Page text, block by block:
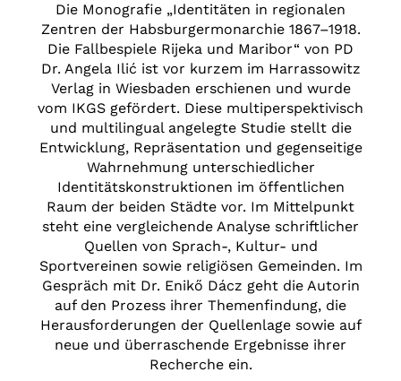
Die Monografie „Identitäten in regionalen
Zentren der Habsburgermonarchie 1867–1918.
Die Fallbespiele Rijeka und Maribor“ von PD
Dr. Angela Ilić ist vor kurzem im Harrassowitz
Verlag in Wiesbaden erschienen und wurde
vom IKGS gefördert. Diese multiperspektivisch
und multilingual angelegte Studie stellt die
Entwicklung, Repräsentation und gegenseitige
Wahrnehmung unterschiedlicher
Identitätskonstruktionen im öffentlichen
Raum der beiden Städte vor. Im Mittelpunkt
steht eine vergleichende Analyse schriftlicher
Quellen von Sprach-, Kultur- und
Sportvereinen sowie religiösen Gemeinden. Im
Gespräch mit Dr. Enikő Dácz geht die Autorin
auf den Prozess ihrer Themenfindung, die
Herausforderungen der Quellenlage sowie auf
neue und überraschende Ergebnisse ihrer
Recherche ein.